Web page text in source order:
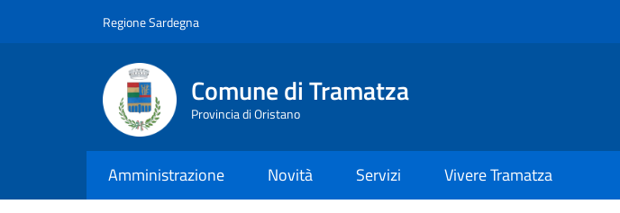
Regione Sardegna
Comune di Tramatza
Provincia di Oristano
Amministrazione Novità Servizi Vivere Tramatza